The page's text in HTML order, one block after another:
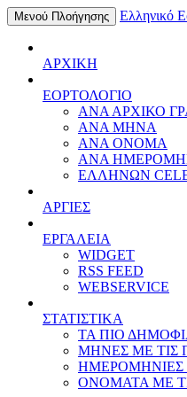
Μενού Πλοήγησης Ελληνικό
ΑΡΧΙΚΗ
ΕΟΡΤΟΛΟΓΙΟ
ΑΝΑ ΑΡΧΙΚΟ
ΑΝΑ ΜΗΝΑ
ΑΝΑ ΟΝΟΜΑ
ΑΝΑ
ΕΛΛΗΝΩΝ
ΑΡΓΙΕΣ
ΕΡΓΑΛΕΙΑ
WIDGET
RSS FEED
WEBSERVICE
ΣΤΑΤΙΣΤΙΚΑ
ΤΑ ΠΙΟ
ΜΗΝΕΣ ΜΕ ΤΙΣ
ΗΜΕΡΟΜΗΝΙΕΣ
ΟΝΟΜΑΤΑ ΜΕ